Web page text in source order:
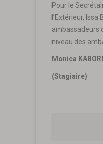
Pour le
l’Extérieur,
ambassadeurs
niveau des
Monica
(Stagiaire)